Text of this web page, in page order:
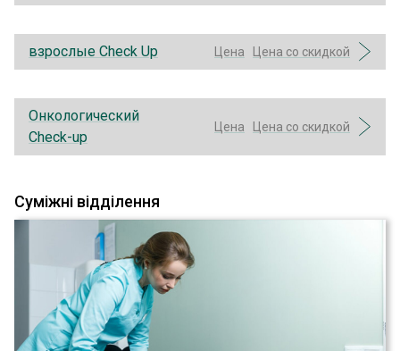
взрослые Check Up Цена Цена со скидкой
Онкологический
Check-up
Цена Цена со скидкой
Суміжні відділення